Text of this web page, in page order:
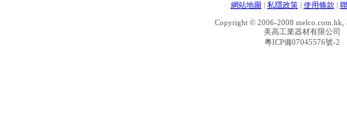
網站地圖 | 私隱政策| 使用條款 |
Copyright © 2006-2008 melco.com.hk,
美高工業器材有限公司
粵ICP備07045576號-2